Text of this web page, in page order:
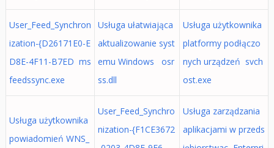
User_Feed_Synchron
ization-{D26171E0-E
D8E-4F11-B7ED ms
feedssync.exe
Usługa ułatwiająca
aktualizowanie syst
emu Windows osr
ss.dll
Usługa użytkownika
platformy podłączo
nych urządzeń svch
ost.exe
Usługa użytkownika
powiadomień WNS_
User_Feed_Synchro
nization-{F1CE3672
Usługa zarządzania
aplikacjami w przeds